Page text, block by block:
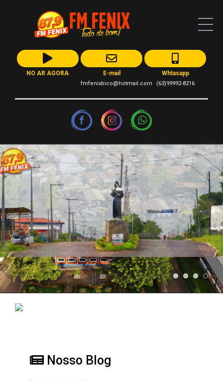
NO AR AGORA E-mail
fmfenixbico@hotmail.com
Whtasapp
(63)99992-8216
Nosso Blog